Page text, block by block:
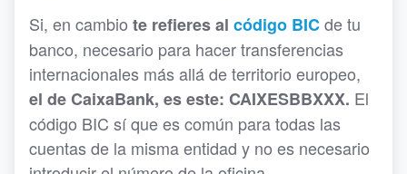
Si, en cambio te refieres al código BICde tu
banco, necesario para hacer transferencias
internacionales más allá de territorio europeo,
el de CaixaBank, es este: CAIXESBBXXX. El
código BIC sí que es común para todas las
cuentas de la misma entidad y no es necesario